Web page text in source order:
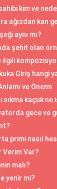
kim ve
ağızdan kan
aynı mı?
şehit olan
ilgili
Giriş hangi
ve Önemi
sıkma kaçuk ne
gece ve
primi nasıl
Verim Var?
malı?
yenir mi?